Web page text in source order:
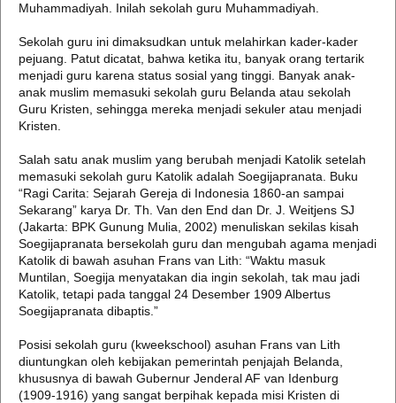
Muhammadiyah. Inilah sekolah guru Muhammadiyah.
Sekolah guru ini dimaksudkan untuk melahirkan kader-kader
pejuang. Patut dicatat, bahwa ketika itu, banyak orang tertarik
menjadi guru karena status sosial yang tinggi. Banyak anak-
anak muslim memasuki sekolah guru Belanda atau sekolah
Guru Kristen, sehingga mereka menjadi sekuler atau menjadi
Kristen.
Salah satu anak muslim yang berubah menjadi Katolik setelah
memasuki sekolah guru Katolik adalah Soegijapranata. Buku
“Ragi Carita: Sejarah Gereja di Indonesia 1860-an sampai
Sekarang” karya Dr. Th. Van den End dan Dr. J. Weitjens SJ
(Jakarta: BPK Gunung Mulia, 2002) menuliskan sekilas kisah
Soegijapranata bersekolah guru dan mengubah agama menjadi
Katolik di bawah asuhan Frans van Lith: “Waktu masuk
Muntilan, Soegija menyatakan dia ingin sekolah, tak mau jadi
Katolik, tetapi pada tanggal 24 Desember 1909 Albertus
Soegijapranata dibaptis.”
Posisi sekolah guru (kweekschool) asuhan Frans van Lith
diuntungkan oleh kebijakan pemerintah penjajah Belanda,
khususnya di bawah Gubernur Jenderal AF van Idenburg
(1909-1916) yang sangat berpihak kepada misi Kristen di